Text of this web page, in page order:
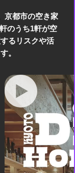
京都市の空き家
のうち1軒が空
るリスクや活
。